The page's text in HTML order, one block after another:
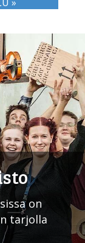
»
on
tarjolla